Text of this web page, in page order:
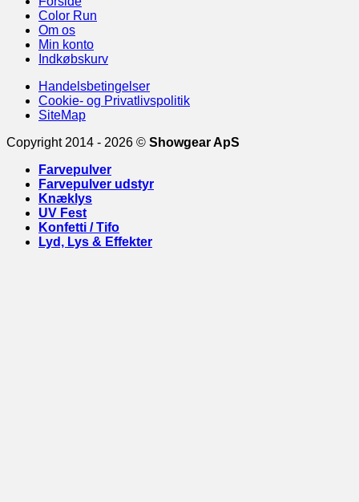
Color Run
Om os
Min konto
Indkøbskurv
Handelsbetingelser
Cookie- og Privatlivspolitik
SiteMap
Copyright 2014 - 2026 © Showgear ApS
Farvepulver
Farvepulver udstyr
Knæklys
UV Fest
Konfetti / Tifo
Lyd, Lys & Effekter